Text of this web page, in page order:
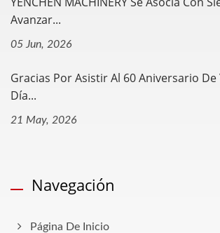
Avanzar...
05 Jun, 2026
Gracias Por Asistir Al 60 Aniversario De
Día...
21 May, 2026
Navegación
Página De Inicio